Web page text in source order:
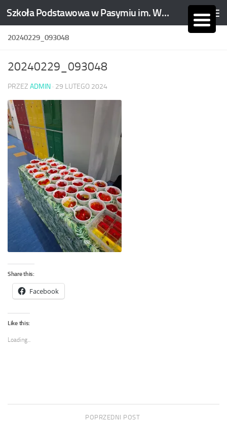
Skip to content Szkoła Podstawowa w Pasymiu im. Wojciecha Kętrzyńskiego
20240229_093048
20240229_093048
PRZEZ ADMIN · 29 LUTEGO 2024
Share this:
Facebook
Like this:
Loading...
POPRZEDNI POST